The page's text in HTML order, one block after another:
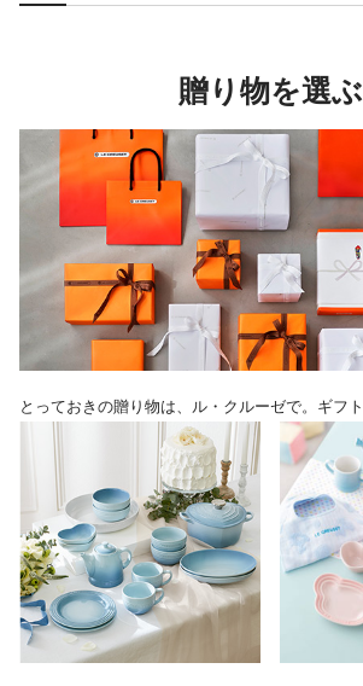
贈り物を選ぶ
とっておきの贈り物は、ル・クルーゼで。ギフ